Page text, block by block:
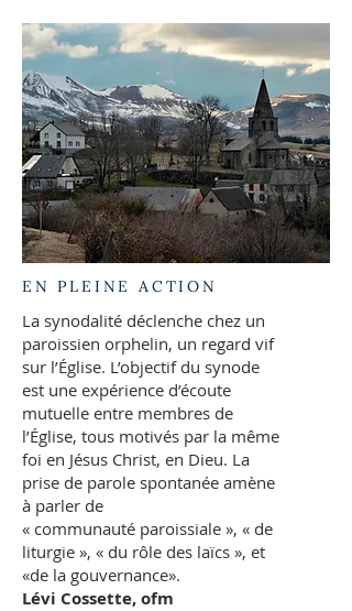
EN PLEINE ACTION
La synodalité déclenche chez un
paroissien orphelin, un regard vif
sur l’Église. L’objectif du synode
est une expérience d’écoute
mutuelle entre membres de
l’Église, tous motivés par la même
foi en Jésus Christ, en Dieu. La
prise de parole spontanée amène
à parler de
« communauté paroissiale », « de
liturgie », « du rôle des laïcs », et
«de la gouvernance».
Lévi Cossette, ofm